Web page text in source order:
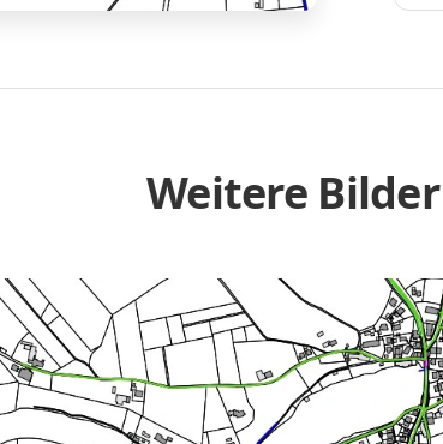
Weitere Bilder